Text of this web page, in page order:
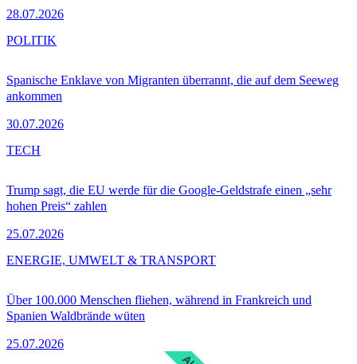
28.07.2026
Spanische Enklave von Migranten überrannt, die auf dem Seeweg
ankommen
30.07.2026
POLITIK
Trump sagt, die EU werde für die Google-Geldstrafe einen „sehr
hohen Preis“ zahlen
25.07.2026
TECH
Über 100.000 Menschen fliehen, während in Frankreich und
Spanien Waldbrände wüten
25.07.2026
ENERGIE, UMWELT & TRANSPORT